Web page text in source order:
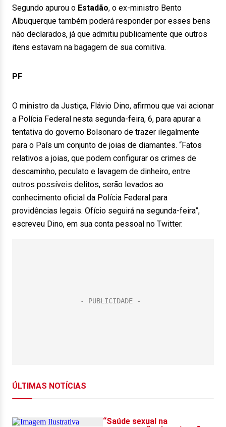
Segundo apurou o Estadão, o ex-ministro Bento
Albuquerque também poderá responder por esses bens
não declarados, já que admitiu publicamente que outros
itens estavam na bagagem de sua comitiva.
PF
O ministro da Justiça, Flávio Dino, afirmou que vai acionar
a Polícia Federal nesta segunda-feira, 6, para apurar a
tentativa do governo Bolsonaro de trazer ilegalmente
para o País um conjunto de joias de diamantes. “Fatos
relativos a joias, que podem configurar os crimes de
descaminho, peculato e lavagem de dinheiro, entre
outros possíveis delitos, serão levados ao
conhecimento oficial da Polícia Federal para
providências legais. Ofício seguirá na segunda-feira”,
escreveu Dino, em sua conta pessoal no Twitter.